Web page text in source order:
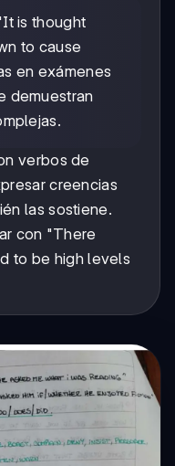
is thought
to cause
en exámenes
demuestran
verbos de
creencias
las sostiene.
con "There
to be high levels